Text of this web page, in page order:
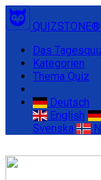
QUIZSTONE®
Das
Kategorien
Thema Quiz
Deutsch
English
Svenska